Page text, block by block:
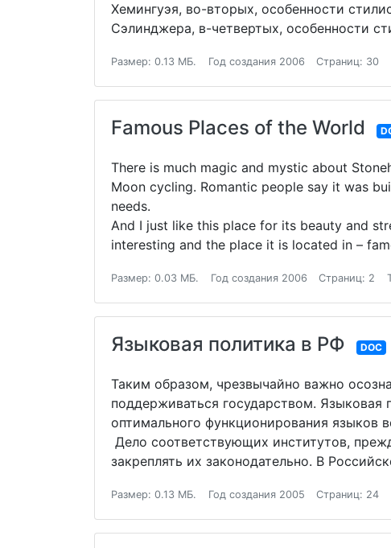
Хемингуэя, во-вторых, особенности
Сэлинджера, в-четвертых, особенности
Размер: 0.13 МБ. Год создания 2006 Страниц: 30
Famous Places of the World
There is much magic and mystic about
Moon cycling. Romantic people say it was
needs.
And I just like this place for its beauty and
interesting and the place it is located in –
Размер: 0.03 МБ. Год создания 2006 Страниц: 2
Языковая политика в РФ DOC
Таким образом, чрезвычайно важно
поддерживаться государством. Языковая
оптимального функционирования языков
Дело соответствующих институтов,
закреплять их законодательно. В
Размер: 0.13 МБ. Год создания 2005 Страниц: 24